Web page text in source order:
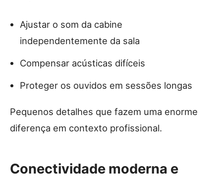
Ajustar o som da cabine
independentemente da sala
Compensar acústicas difíceis
Proteger os ouvidos em sessões longas
Pequenos detalhes que fazem uma enorme
diferença em contexto profissional.
Conectividade moderna e